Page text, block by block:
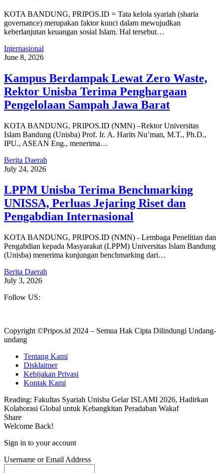
KOTA BANDUNG, PRIPOS.ID = Tata kelola syariah (sharia
governance) merupakan faktor kunci dalam mewujudkan
keberlanjutan keuangan sosial Islam. Hal tersebut…
Internasional
June 8, 2026
Kampus Berdampak Lewat Zero Waste,
Rektor Unisba Terima Penghargaan
Pengelolaan Sampah Jawa Barat
KOTA BANDUNG, PRIPOS.ID (NMN) –Rektor Universitas
Islam Bandung (Unisba) Prof. Ir. A. Harits Nu’man, M.T., Ph.D.,
IPU., ASEAN Eng., menerima…
Berita Daerah
July 24, 2026
LPPM Unisba Terima Benchmarking
UNISSA, Perluas Jejaring Riset dan
Pengabdian Internasional
KOTA BANDUNG, PRIPOS.ID (NMN) - Lembaga Penelitian dan
Pengabdian kepada Masyarakat (LPPM) Universitas Islam Bandung
(Unisba) menerima kunjungan benchmarking dari…
Berita Daerah
July 3, 2026
Follow US:
Copyright ©Pripos.id 2024 – Semua Hak Cipta Dilindungi Undang-
undang
Tentang Kami
Disklaimer
Kebijakan Privasi
Kontak Kami
Reading: Fakultas Syariah Unisba Gelar ISLAMI 2026, Hadirkan
Kolaborasi Global untuk Kebangkitan Peradaban Wakaf
Share
Welcome Back!
Sign in to your account
Username or Email Address